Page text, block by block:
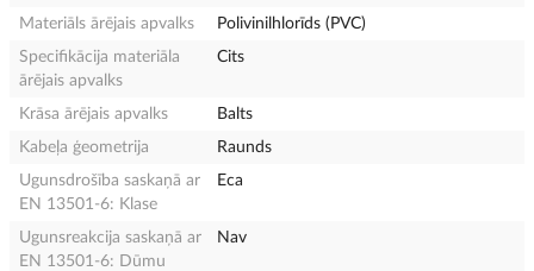
Materiāls ārējais apvalks
Polivinilhlorīds (PVC)
Specifikācija materiāla
ārējais apvalks
Cits
Krāsa ārējais apvalks
Balts
Kabeļa ģeometrija
Raunds
Ugunsdrošība saskaņā ar
EN 13501-6: Klase
Eca
Ugunsreakcija saskaņā ar
EN 13501-6: Dūmu
Nav